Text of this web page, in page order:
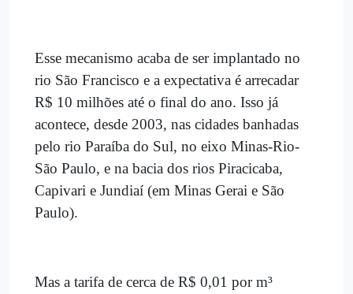
Esse mecanismo acaba de ser implantado no
rio São Francisco e a expectativa é arrecadar
R$ 10 milhões até o final do ano. Isso já
acontece, desde 2003, nas cidades banhadas
pelo rio Paraíba do Sul, no eixo Minas-Rio-
São Paulo, e na bacia dos rios Piracicaba,
Capivari e Jundiaí (em Minas Gerai e São
Paulo).
Mas a tarifa de cerca de R$ 0,01 por m³